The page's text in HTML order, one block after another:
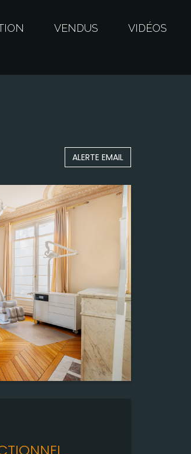
VENDUS VIDÉOS
ALERTE EMAIL
Surface
18,56 m²